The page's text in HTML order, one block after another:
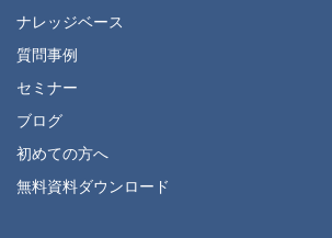
ナレッジベース
質問事例
セミナー
ブログ
初めての方へ
無料資料ダウンロード